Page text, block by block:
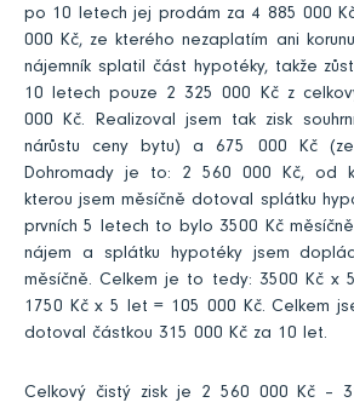
po 10 letech jej prodám za 4 885 000
000 Kč, ze kterého nezaplatím ani
nájemník splatil část hypotéky, takže
10 letech pouze 2 325 000 Kč z
000 Kč. Realizoval jsem tak zisk
nárůstu ceny bytu) a 675 000 Kč
Dohromady je to: 2 560 000 Kč, od
kterou jsem měsíčně dotoval splátku
prvních 5 letech to bylo 3500 Kč
nájem a splátku hypotéky jsem
měsíčně. Celkem je to tedy: 3500 Kč x
1750 Kč x 5 let = 105 000 Kč. Celkem
dotoval částkou 315 000 Kč za 10 let.
Celkový čistý zisk je 2 560 000 Kč –